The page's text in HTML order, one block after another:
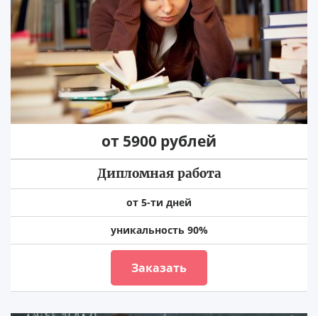
от 5900 рублей
Дипломная работа
от 5-ти дней
уникальность 90%
Заказать